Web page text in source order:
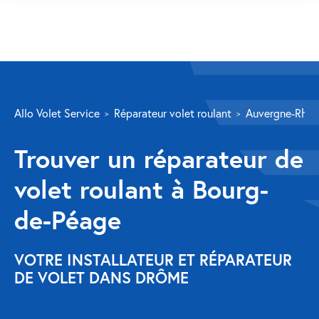
Volet roulant
Réparation
Volet roulant Velux
Au-delà de la fenêtre
Réparation store banne
Réparation portail
Allo Volet Service Réparateur volet roulant Auvergne-
Trouver un réparateur de
volet roulant à Bourg-
de-Péage
VOTRE INSTALLATEUR ET RÉPARATEUR
DE VOLET DANS DRÔME